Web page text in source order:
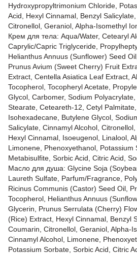
Hydroxypropyltrimonium Chloride,
Acid, Hexyl Cinnamal, Benzyl
Citronellol, Geraniol, Alpha-Isomethyl
Крем для тела: Aqua/Water, Cetearyl
Caprylic/Capric Triglyceride,
Helianthus Annuus (Sunflower) Seed
Prunus Avium (Sweet Cherry) Fruit
Extract, Centella Asiatica Leaf Extract,
Tocopherol, Tocopheryl Acetate,
Glycol, Carbomer, Sodium
Stearate, Ceteareth-12, Cetyl Palmitate,
Isohexadecane, Butylene Glycol,
Salicylate, Cinnamyl Alcohol,
Hexyl Cinnamal, Isoeugenol, Linalool,
Limonene, Phenoxyethanol, Potassium
Metabisulfite, Sorbic Acid, Citric Acid,
Масло для душа: Glycine Soja
Laureth Sulfate, Parfum/Fragrance,
Ricinus Communis (Castor) Seed Oil,
Tocopherol, Helianthus Annuus
Glycerin, Prunus Serrulata (Cherry)
(Rice) Extract, Hexyl Cinnamal, Benzyl
Coumarin, Citronellol, Geraniol, Alpha-
Cinnamyl Alcohol, Limonene,
Potassium Sorbate, Sorbic Acid, Citric